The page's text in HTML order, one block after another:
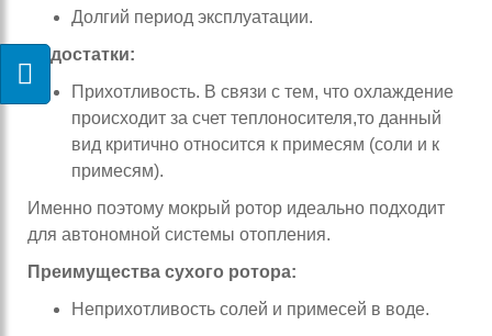
Долгий период эксплуатации.
Недостатки:
Прихотливость. В связи с тем, что охлаждение
происходит за счет теплоносителя,то данный
вид критично относится к примесям (соли и к
примесям).
Именно поэтому мокрый ротор идеально подходит
для автономной системы отопления.
Преимущества сухого ротора:
Неприхотливость солей и примесей в воде.